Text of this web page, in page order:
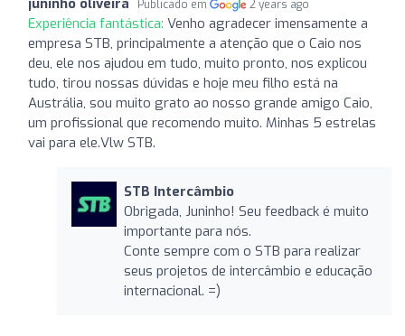
Publicado em 2 years ago
Experiência fantástica: Venho agradecer imensamente a
empresa STB, principalmente a atenção que o Caio nos
deu, ele nos ajudou em tudo, muito pronto, nos explicou
tudo, tirou nossas dúvidas e hoje meu filho está na
Austrália, sou muito grato ao nosso grande amigo Caio,
um profissional que recomendo muito. Minhas 5 estrelas
vai para ele.Vlw STB.
STB Intercâmbio
Obrigada, Juninho! Seu feedback é muito
importante para nós.
Conte sempre com o STB para realizar
seus projetos de intercâmbio e educação
internacional. =)